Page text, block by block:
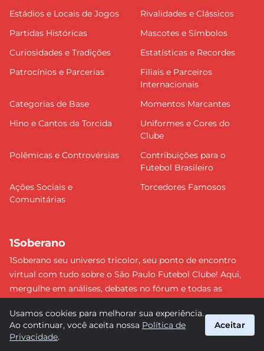
Estádios e Locais de Jogos
Rivalidades e Clássicos
Partidas Históricas
Mascotes e Símbolos
Curiosidades e Tradições
Estatísticas e Recordes
Patrocínios e Parcerias
Filiais e Parceiros
Internacionais
Categorias de Base
Momentos Marcantes
Hino e Cantos da Torcida
Uniformes e Cores do
Clube
Polêmicas e Controvérsias
Contribuições para o
Futebol Brasileiro
Ações Sociais e
Comunitárias
Torcedores Famosos
1Soberano
1Soberano seu universo tricolor, seu ponto de encontro
virtual com tudo sobre o São Paulo Futebol Clube! Aqui,
mergulhe em análises, debates no fórum e todas as
detalhe e faça parte dessa comunidade apaixonada pelo
tricolor paulista. #SPFC #SãoPaulo #1Soberano
Usamos cookies para melhorar sua experiência.
Ao continuar, você aceita nossa Política de
Privacidade.
Aceitar